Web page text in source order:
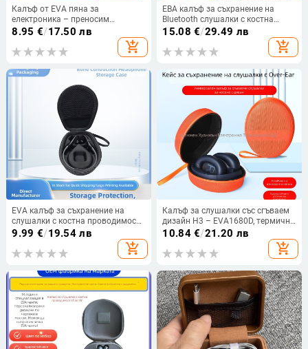
Калъф от EVA пяна за
електроника – преносим
удароустойчив органайзер за
компютърни аксесоари
8.95 €/17.50 лв
add_shopping_cart
ЕВА калъф за съхранение на
Bluetooth слушалки с костна
проводимост Xiaomi
15.08 €/29.49 лв
add_shopping_cart
EVA калъф за съхранение на
слушалки с костна проводимост
– защитен калъф, съвместим със
Shaoyin и Xiaomi Milanston, черен
9.99 €/19.54 лв
add_shopping_cart
Калъф за слушалки със сгъваем
дизайн H3 – EVA1680D, термично
пресована формовка, Opp пакет
10.84€/21.20 лв
add_shopping_cart